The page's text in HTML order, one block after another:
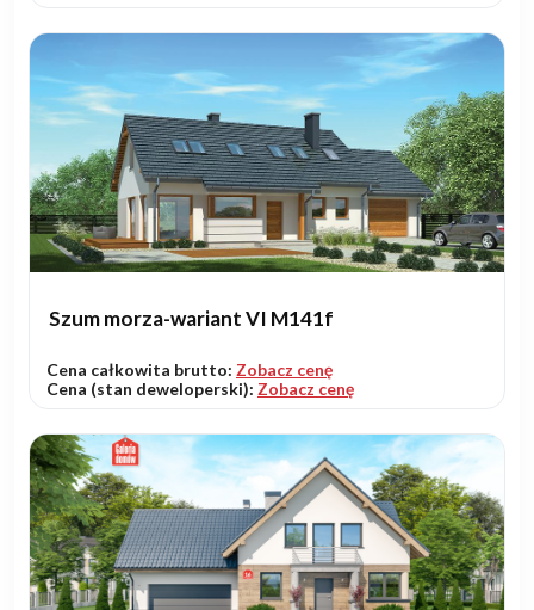
Szum morza-wariant VI M141f
Cena całkowita brutto: Zobacz cenę
Cena (stan deweloperski): Zobacz cenę